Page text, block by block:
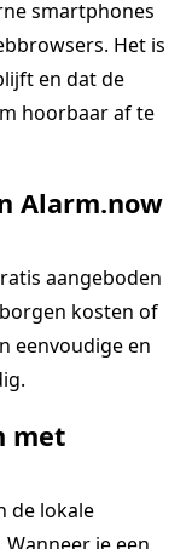
smartphones
Het is
en dat de
hoorbaar af te
Alarm.now
aangeboden
kosten of
eenvoudige en
met
de lokale